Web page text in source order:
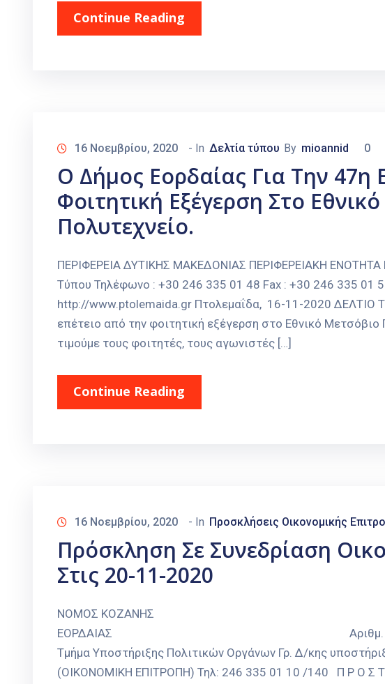
Continue Reading
16 Νοεμβρίου, 2020 - In Δελτία τύπου By mioannid 0
Ο Δήμος Εορδαίας Για Την 47η
Φοιτητική Εξέγερση Στο
Πολυτεχνείο.
ΠΕΡΙΦΕΡΕΙΑ ΔΥΤΙΚΗΣ ΜΑΚΕΔΟΝΙΑΣ ΠΕΡΙΦΕΡΕΙΑΚΗ
Τύπου Τηλέφωνο : +30 246 335 01 48 Fax : +30 246 335 01
http://www.ptolemaida.gr Πτολεμαΐδα, 16-11-2020 ΔΕΛΤΙΟ
επέτειο από την φοιτητική εξέγερση στο Εθνικό Μετσόβιο
τιμούμε τους φοιτητές, τους αγωνιστές […]
Continue Reading
16 Νοεμβρίου, 2020 - In Προσκλήσεις Οικονομικής
Πρόσκληση Σε Συνεδρίαση
Στις 20-11-2020
ΝΟΜΟΣ ΚΟΖΑΝΗΣ Πτολεμαΐδα:
ΕΟΡΔΑΙΑΣ Αριθμ. Πρωτ. 24295
Τμήμα Υποστήριξης Πολιτικών Οργάνων Γρ. Δ/κης
(ΟΙΚΟΝΟΜΙΚΗ ΕΠΙΤΡΟΠΗ) Τηλ: 246 335 01 10 /140 Π Ρ Ο Σ